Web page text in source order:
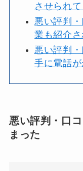
させられ
悪い評判
業も紹介さ
悪い評判
手に電話
悪い評判・口
まった